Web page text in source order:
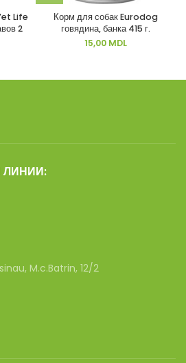
Life
2
Корм для собак Eurodog
говядина, банка 415 г.
15,00 MDL
ЛИНИИ:
M.c.Batrin, 12/2